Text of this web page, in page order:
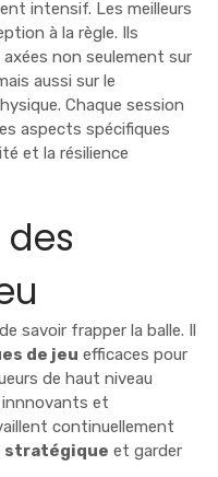
intensif. Les meilleurs
à la règle. Ils
non seulement sur
aussi sur le
Chaque session
aspects spécifiques
et la résilience
savoir frapper la balle. Il
de jeu efficaces pour
de haut niveau
innnovants et
continuellement
stratégique et garder